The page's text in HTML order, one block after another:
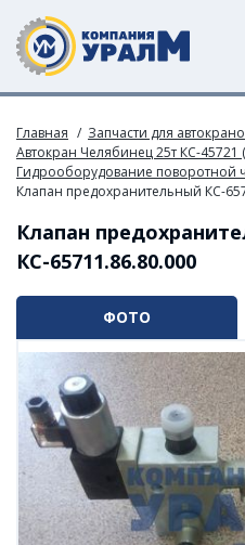
Главная Запчасти для
Автокран Челябинец 25т КС-45721
Гидрооборудование поворотной
Клапан предохранительный КС-
Клапан
КС-65711.86.80.000
ФОТО